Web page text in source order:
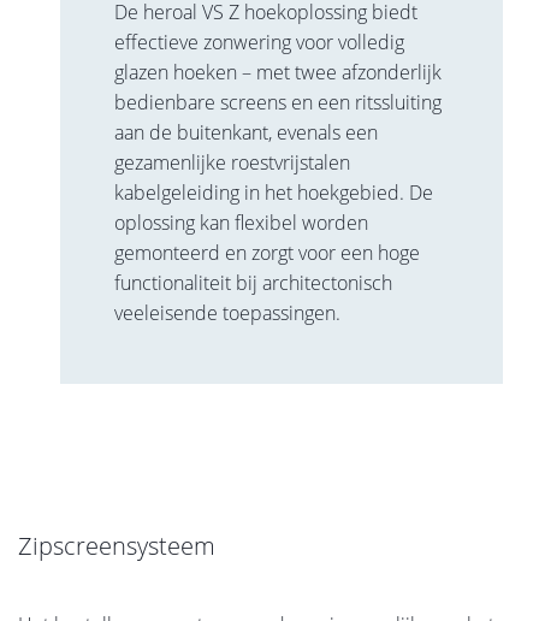
De heroal VS Z hoekoplossing biedt
effectieve zonwering voor volledig
glazen hoeken – met twee afzonderlijk
bedienbare screens en een ritssluiting
aan de buitenkant, evenals een
gezamenlijke roestvrijstalen
kabelgeleiding in het hoekgebied. De
oplossing kan flexibel worden
gemonteerd en zorgt voor een hoge
functionaliteit bij architectonisch
veeleisende toepassingen.
Zipscreensysteem